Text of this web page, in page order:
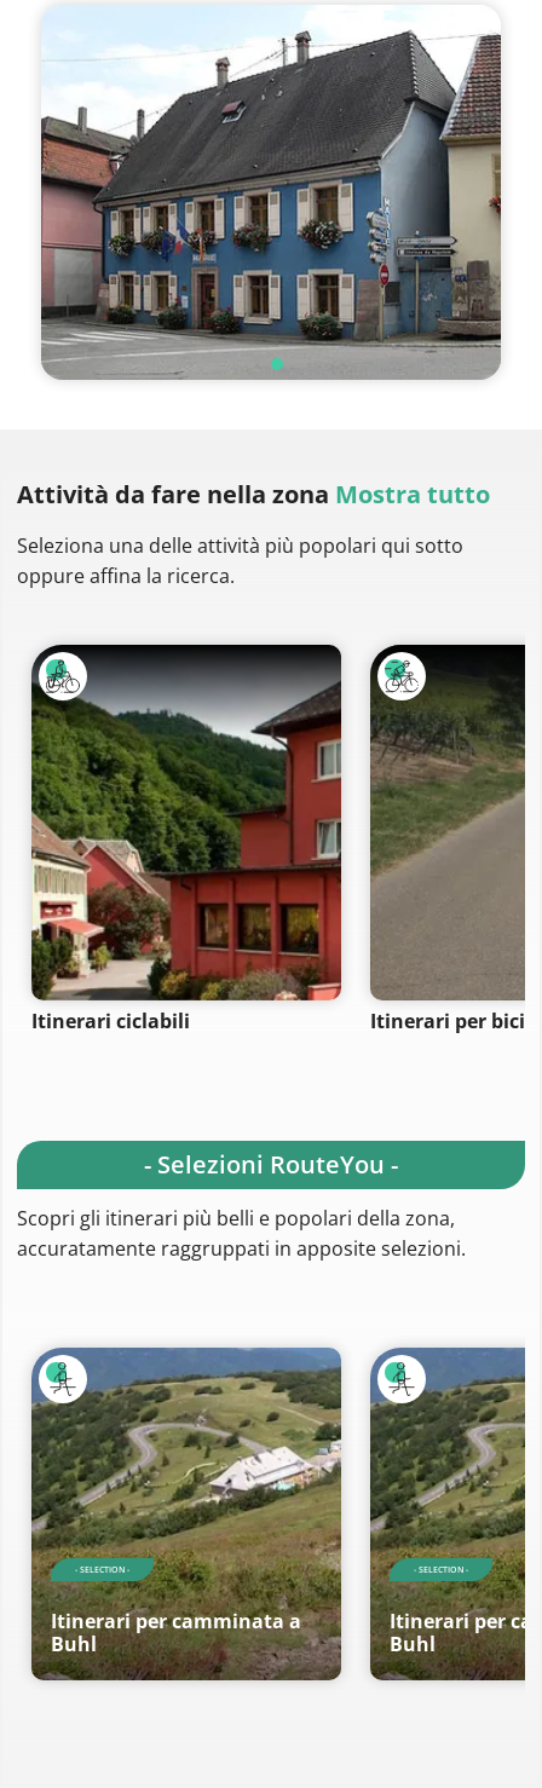
Attività da fare nella zona Mostra tutto
Seleziona una delle attività più popolari qui sotto
oppure affina la ricerca.
Itinerari ciclabili Itinerari per bici
- Selezioni RouteYou -
Scopri gli itinerari più belli e popolari della zona,
accuratamente raggruppati in apposite selezioni.
- SELECTION -
Itinerari per camminata a
Buhl
- SELECTION -
Itinerari per
Buhl